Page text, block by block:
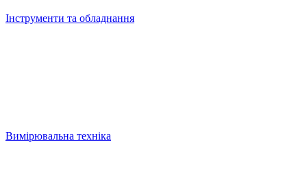
Інструменти та обладнання
Вимірювальна техніка